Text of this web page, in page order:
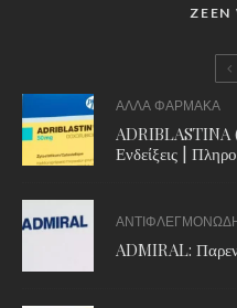
ZEEN
ΑΛΛΑ ΦΑΡΜΑΚΑ
ADRIBLASTINA
Ενδείξεις |
ADMIRAL: